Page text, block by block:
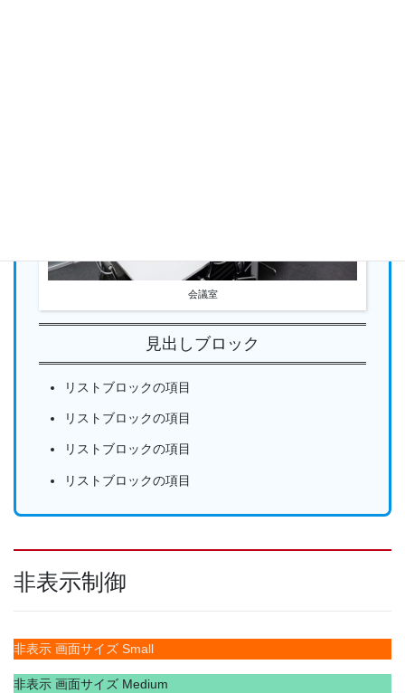
会議室
見出しブロック
リストブロックの項目
リストブロックの項目
リストブロックの項目
リストブロックの項目
非表示制御
非表示 画面サイズ Small
非表示 画面サイズ Medium